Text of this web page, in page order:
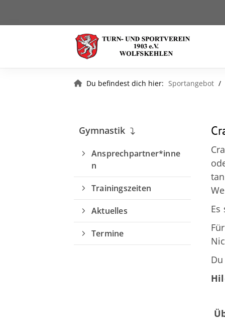
Du befindest dich hier: Sportangebot
Gymnastik
Ansprechpartner*inne
n
Trainingszeiten
Aktuelles
Termine